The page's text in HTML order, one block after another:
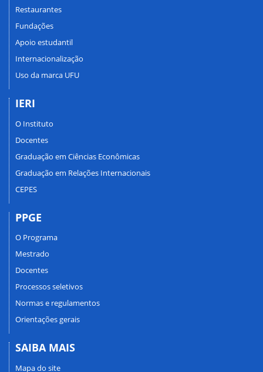
Restaurantes
Fundações
Apoio estudantil
Internacionalização
Uso da marca UFU
IERI
O Instituto
Docentes
Graduação em Ciências Econômicas
Graduação em Relações Internacionais
CEPES
PPGE
O Programa
Mestrado
Docentes
Processos seletivos
Normas e regulamentos
Orientações gerais
SAIBA MAIS
Mapa do site